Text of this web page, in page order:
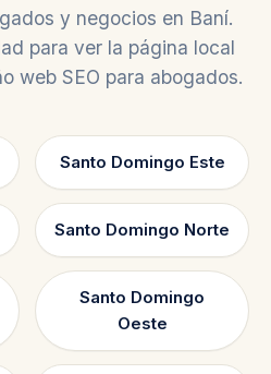
y negocios en Baní.
para ver la página local
web SEO para abogados.
Santo Domingo Este
Santo Domingo Norte
Santo Domingo
Oeste